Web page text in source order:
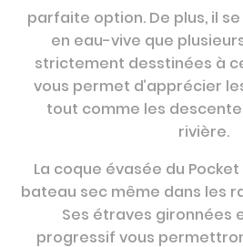
parfaite option. De plus, il
en eau-vive que
strictement desstinées à
vous permet d’apprécier
tout comme les
rivière.
La coque évasée du
bateau sec même dans les
Ses étraves gironnées
progressif vous